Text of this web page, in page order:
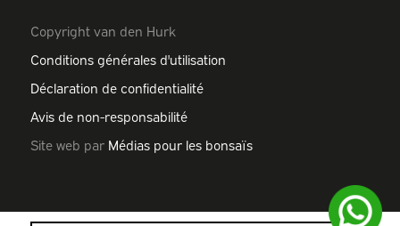
Copyright van den Hurk
Conditions générales d'utilisation
Déclaration de confidentialité
Avis de non-responsabilité
Site web par Médias pour les bonsaïs